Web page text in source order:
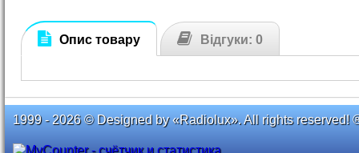
Опис товару Відгуки: 0
1999 - 2026 © Designed by «Radiolux». All rights reserved!